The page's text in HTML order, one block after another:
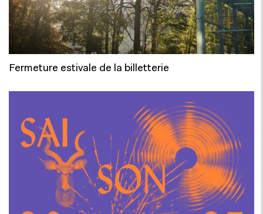
Fermeture estivale de la billetterie